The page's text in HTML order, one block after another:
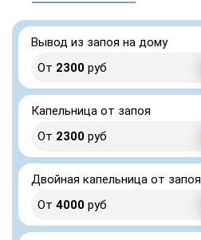
Вывод из запоя на дому
От 2300 руб
Капельница от запоя
От 2300 руб
Двойная капельница от запоя
От 4000 руб